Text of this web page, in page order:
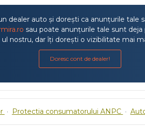
dealer auto și dorești ca anunțurile tale
sau poate anunțurile tale sunt
ul nostru, dar îți dorești o vizibilitate mai
Doresc cont de dealer!
· Protectia consumatorului ANPC ·